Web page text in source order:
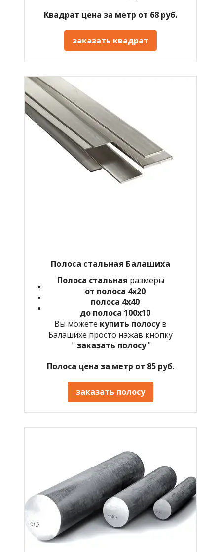
Квадрат цена за метр от 68 руб.
заказать квадрат
Полоса стальная Балашиха
Полоса стальная размеры
от полоса 4х20
полоса 4х40
до полоса 100х10
Вы можете купить полосув
Балашихе просто нажав кнопку
" заказать полосу"
Полоса цена за метр от 85 руб.
заказать полосу